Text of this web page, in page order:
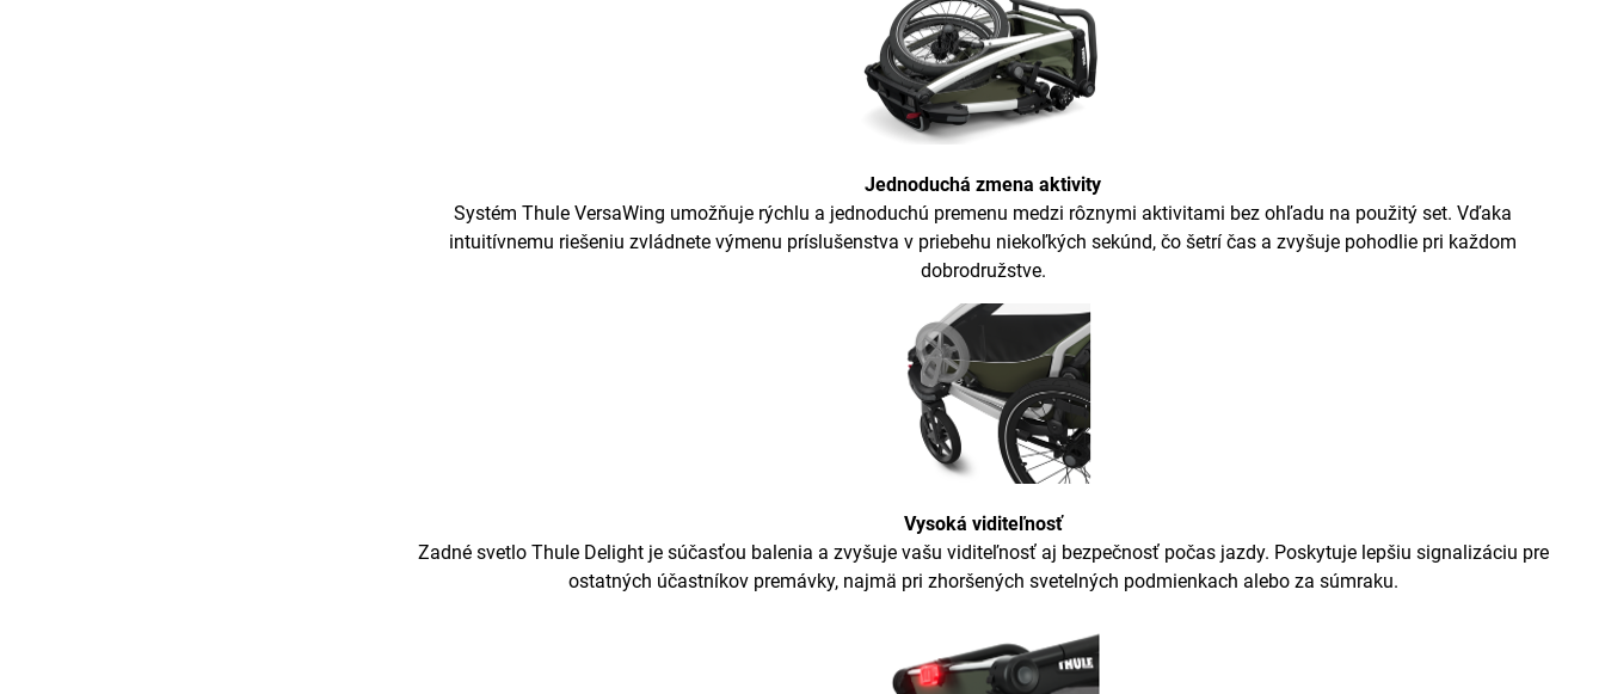
Jednoduchá zmena aktivity
Systém Thule VersaWing umožňuje rýchlu a jednoduchú premenu medzi rôznymi aktivitami bez ohľadu na použitý set. Vďaka
intuitívnemu riešeniu zvládnete výmenu príslušenstva v priebehu niekoľkých sekúnd, čo šetrí čas a zvyšuje pohodlie pri každom
dobrodružstve.
Vysoká viditeľnosť
Zadné svetlo Thule Delight je súčasťou balenia a zvyšuje vašu viditeľnosť aj bezpečnosť počas jazdy. Poskytuje lepšiu signalizáciu pre
ostatných účastníkov premávky, najmä pri zhoršených svetelných podmienkach alebo za súmraku.